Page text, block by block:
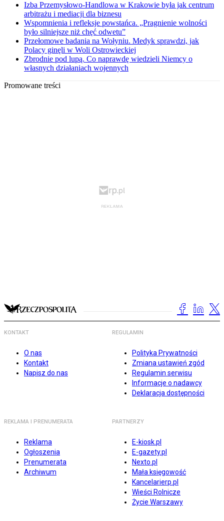
Izba Przemysłowo-Handlowa w Krakowie była jak centrum
arbitrażu i mediacji dla biznesu
Wspomnienia i refleksje powstańca. „Pragnienie wolności
było silniejsze niż chęć odwetu”
Przełomowe badania na Wołyniu. Medyk sprawdzi, jak
Polacy ginęli w Woli Ostrowieckiej
Zbrodnie pod lupą. Co naprawdę wiedzieli Niemcy o
własnych działaniach wojennych
Promowane treści
KONTAKT
O nas
Kontakt
Napisz do nas
REGULAMIN
Polityka Prywatności
Zmiana ustawień zgód
Regulamin serwisu
Informacje o nadawcy
Deklaracja dostępności
REKLAMA I PRENUMERATA
Reklama
Ogłoszenia
Prenumerata
Archiwum
PARTNERZY
E-kiosk.pl
E-gazety.pl
Nexto.pl
Mała księgowość
Kancelarierp.pl
Wieści Rolnicze
Życie Warszawy